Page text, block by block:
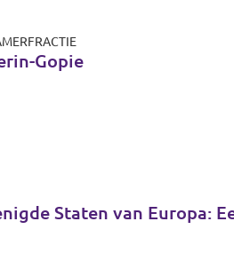
Gopie
Staten van Europa: